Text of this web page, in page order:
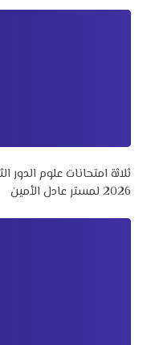
ثلاثة امتحانات علوم الدور
2026 لمستر عادل الأمين